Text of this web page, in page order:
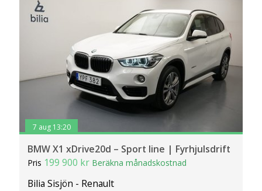
7 aug 13:20
BMW X1 xDrive20d – Sport line | Fyrhjulsdrift
Pris 199 900 kr Beräkna månadskostnad
Bilia Sisjön - Renault